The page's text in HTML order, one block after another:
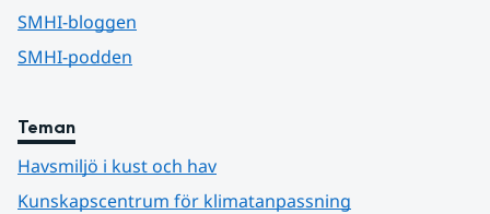
SMHI-bloggen
SMHI-podden
Teman
Havsmiljö i kust och hav
Kunskapscentrum för klimatanpassning